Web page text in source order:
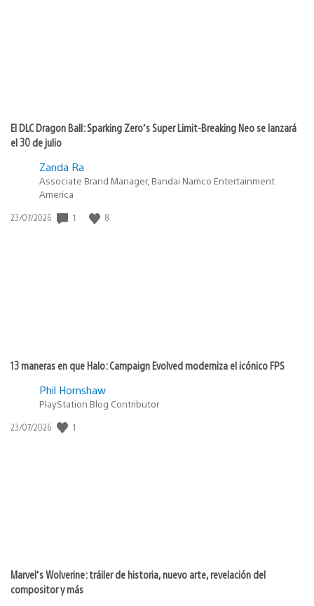
El DLC Dragon Ball: Sparking Zero’s Super Limit-Breaking Neo se lanzará
el 30 de julio
Zanda Ra
Associate Brand Manager, Bandai Namco Entertainment
America
Fecha
23/07/2026 1 8
13 maneras en que Halo: Campaign Evolved moderniza el icónico FPS
Phil Hornshaw
PlayStation Blog Contributor
Fecha
23/07/2026 1
Marvel’s Wolverine: tráiler de historia, nuevo arte, revelación del
compositor y más